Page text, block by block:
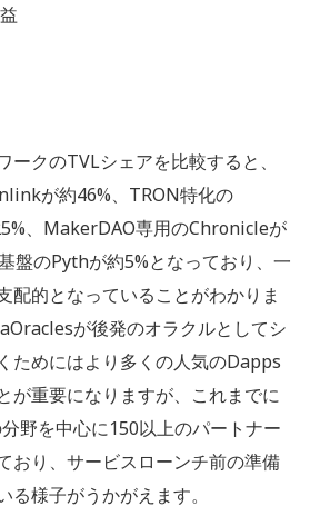
ークのTVLシェアを比較すると、
が約46%、TRON特化の
、MakerDAO専用のChronicleが
盤のPythが約5%となっており、一
配的となっていることがわかりま
が後発のオラクルとしてシ
ためにはより多くの人気のDapps
が重要になりますが、これまでに
野を中心に150以上のパートナー
おり、サービスローンチ前の準備
る様子がうかがえます。